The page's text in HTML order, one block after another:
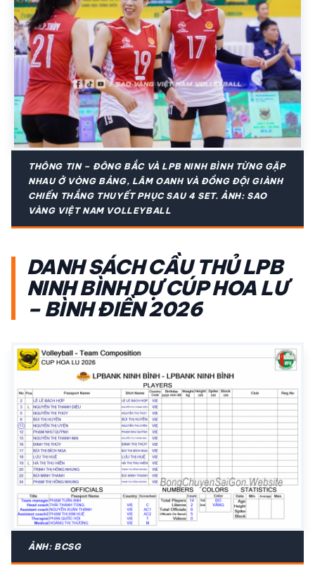
THÔNG TIN – ĐÔNG BẮC VÀ LPB NINH BÌNH TỪNG GẶP
NHAU Ở VÒNG BẢNG, LÂM OANH VÀ ĐỒNG ĐỘI GIÀNH
CHIẾN THẮNG THUYẾT PHỤC SAU 4 SET. ẢNH: SAO
VÀNG VIỆT NAM VOLLEYBALL
DANH SÁCH CẦU THỦ LPB
NINH BÌNH DỰ CÚP HOA LƯ
– BÌNH ĐIỀN 2026
ẢNH: BCSG